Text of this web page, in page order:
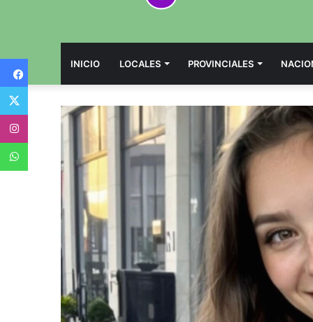
INICIO LOCALES PROVINCIALES
Facebook
Twitter
Instagram